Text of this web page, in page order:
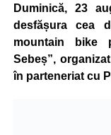
Duminică, 23
desfășura cea
mountain bike
Sebeș”,
în parteneriat cu